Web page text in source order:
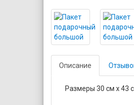
Описание
Размеры 30 см х 43